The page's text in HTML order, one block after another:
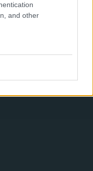
and other